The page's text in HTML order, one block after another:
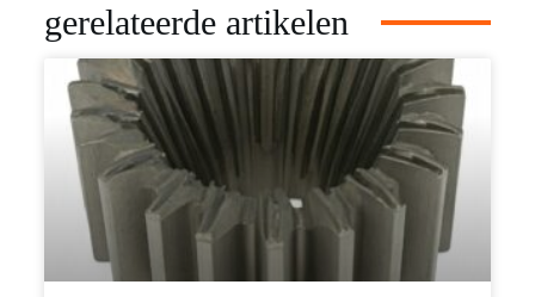
gerelateerde artikelen